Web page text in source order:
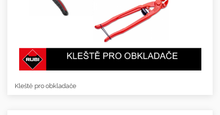
Kleště pro obkladače